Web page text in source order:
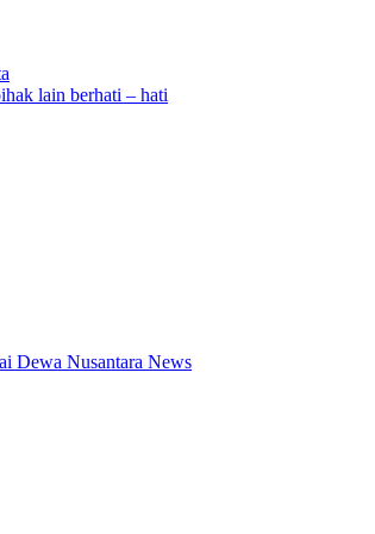
lain berhati – hati
Dewa Nusantara News